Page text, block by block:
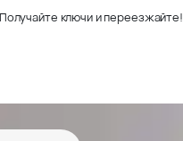
ключи и переезжайте!